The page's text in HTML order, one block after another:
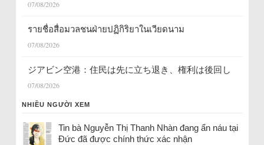
07/08/2026
รายชื่อสื่อมวลชนฝ่ายปฏิกิริยาในเวียดนาม
07/08/2026
ジアビン空港：住民は先に立ち退き、権利は後回し
07/08/2026
NHIỀU NGƯỜI XEM
Tin bà Nguyễn Thị Thanh Nhàn đang ẩn náu tại
Đức đã được chính thức xác nhận